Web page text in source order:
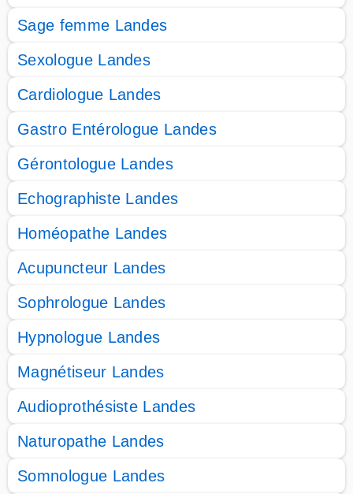
Sage femme Landes
Sexologue Landes
Cardiologue Landes
Gastro Entérologue Landes
Gérontologue Landes
Echographiste Landes
Homéopathe Landes
Acupuncteur Landes
Sophrologue Landes
Hypnologue Landes
Magnétiseur Landes
Audioprothésiste Landes
Naturopathe Landes
Somnologue Landes